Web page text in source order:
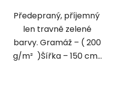
Předepraný, příjemný
len travně zelené
barvy. Gramáž – ( 200
g/m² )Šířka – 150 cm...